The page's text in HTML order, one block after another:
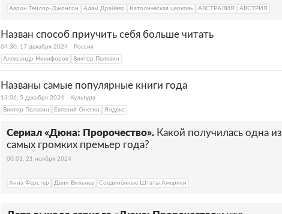
Аарон Тейлор-Джонсон
Адам Драйвер Католическая церковь АВСТРАЛИЯ АВСТРИЯ
Назван способ приучить себя больше читать
04:30, 17 декабря 2024
Россия
Александр Никифоров
Виктор Пелевин
Названы самые популярные книги года
13:06, 5 декабря 2024
Культура
Виктор Пелевин
Евгений Онегин Яндекс
Сериал «Дюна: Пророчество». Какой получилась одна из
самых громких премьер года?
00:01, 21 ноября 2024
Анна Ферстер Дени Вильнев Соединённые Штаты Америки